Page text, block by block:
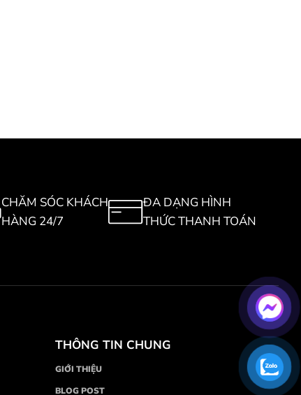
CHĂM SÓC KHÁCH
HÀNG 24/7
ĐA DẠNG HÌNH
THỨC THANH TOÁN
THÔNG TIN CHUNG
GIỚI THIỆU
BLOG POST